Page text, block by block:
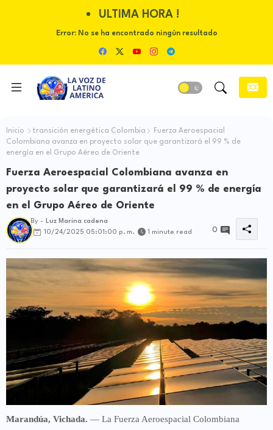
ULTIMA HORA !
Error:No se ha encontrado ningún resultado
Inicio transición energética Colombia
Fuerza Aeroespacial
Colombiana avanza en proyecto solar que garantizará el 99 % de
energía en el Grupo Aéreo de Oriente
Fuerza Aeroespacial Colombiana avanza en
proyecto solar que garantizará el 99 % de energía
en el Grupo Aéreo de Oriente
By -
Luz Marina cadena
10/24/2025 05:01:00 p. m.
1 minute read 0
Marandúa, Vichada. — La Fuerza Aeroespacial Colombiana